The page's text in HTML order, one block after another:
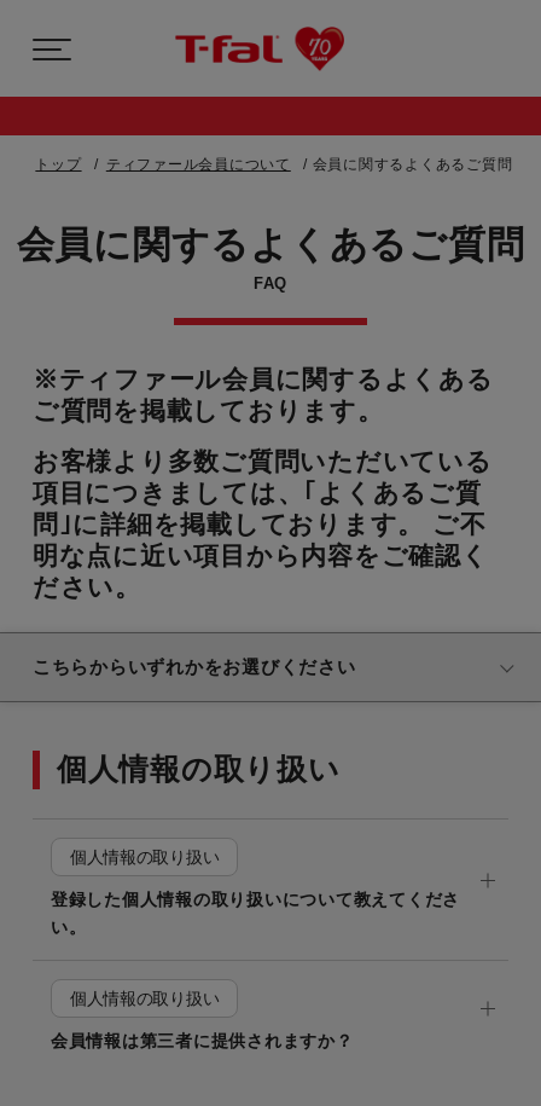
トップ ティファール会員について 会員に関するよくあるご質問
会員に関するよくあるご質問
FAQ
※ティファール会員に関するよくある
ご質問を掲載しております。
お客様より多数ご質問いただいている
項目につきましては、｢よくあるご質
問｣に詳細を掲載しております。 ご不
明な点に近い項目から内容をご確認く
ださい。
こちらからいずれかをお選びください
個人情報の取り扱い
個人情報の取り扱い
登録した個人情報の取り扱いについて教えてくださ
い。
個人情報の取り扱い
会員情報は第三者に提供されますか？